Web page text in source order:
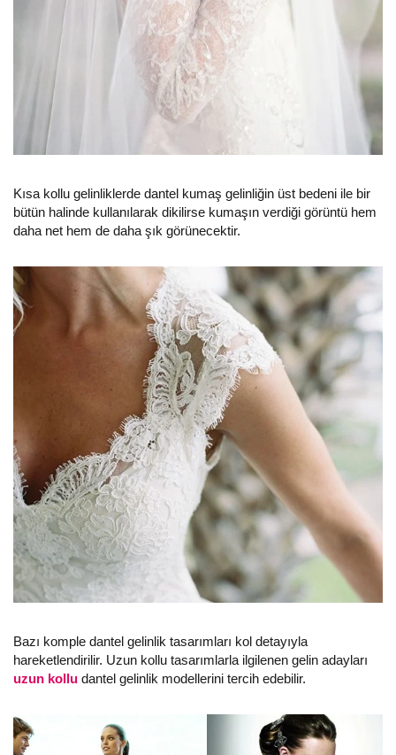
Kısa kollu gelinliklerde dantel kumaş gelinliğin üst bedeni ile bir
bütün halinde kullanılarak dikilirse kumaşın verdiği görüntü hem
daha net hem de daha şık görünecektir.
Bazı komple dantel gelinlik tasarımları kol detayıyla
hareketlendirilir. Uzun kollu tasarımlarla ilgilenen gelin adayları
uzun kollu dantel gelinlik modellerini tercih edebilir.